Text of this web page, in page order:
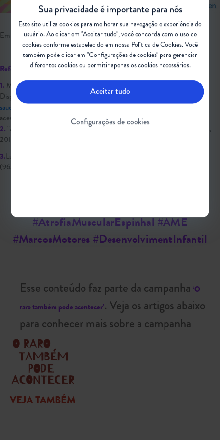
Sua privacidade é importante para nós
Este site utiliza cookies para melhorar sua navegação e experiência do
usuário. Ao clicar em "Aceitar tudo", você concorda com o uso de
cookies conforme estabelecido em nossa Política de Cookies. Você
também pode clicar em "Configurações de cookies" para gerenciar
diferentes cookies ou permitir apenas os cookies necessários.
Aceitar tudo
Configurações de cookies
Video
Em dúvida sobre algum termo desta matéria?Confira o glossário.
Referências:
1. Ministério da Saúde. Como acompanhar o desenvolvimento da criança.
Disponível em
http://www.blog.saude.gov.br/index.php/promocao-da-
saude/53047-como-acompanhar-o-desenvolvimento-da-crianca. Último
acesso em maio de 2020.
2. "Aprenda os sinais. Aja cedo". Sociedade Brasileira de Neurologia Infantil,
2017.
3.Lunn MR, Wang CH. Spinal muscular atrophy. Lancet. 2008; 371
(9630):2120-33.
#AtrofiaMuscularEspinhal #AME
#MarcosMotores #DesenvolvimentInfantil
Esse conteúdo faz parte da campanha ‘O
raro também pode acontecer’. Veja os artigos abaixo
para conhecer mais sobre a campanha
VEJA TAMBÉM